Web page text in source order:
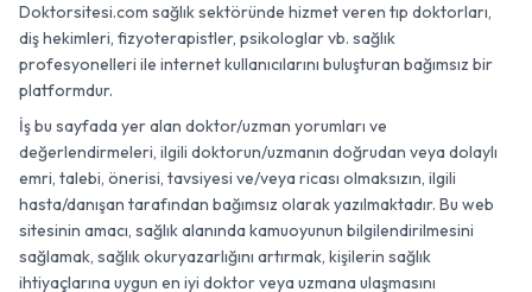
Doktorsitesi.com sağlık sektöründe hizmet veren tıp doktorları,
diş hekimleri, fizyoterapistler, psikologlar vb. sağlık
profesyonelleri ile internet kullanıcılarını buluşturan bağımsız bir
platformdur.
İş bu sayfada yer alan doktor/uzman yorumları ve
değerlendirmeleri, ilgili doktorun/uzmanın doğrudan veya dolaylı
emri, talebi, önerisi, tavsiyesi ve/veya ricası olmaksızın, ilgili
hasta/danışan tarafından bağımsız olarak yazılmaktadır. Bu web
sitesinin amacı, sağlık alanında kamuoyunun bilgilendirilmesini
sağlamak, sağlık okuryazarlığını artırmak, kişilerin sağlık
ihtiyaçlarına uygun en iyi doktor veya uzmana ulaşmasını